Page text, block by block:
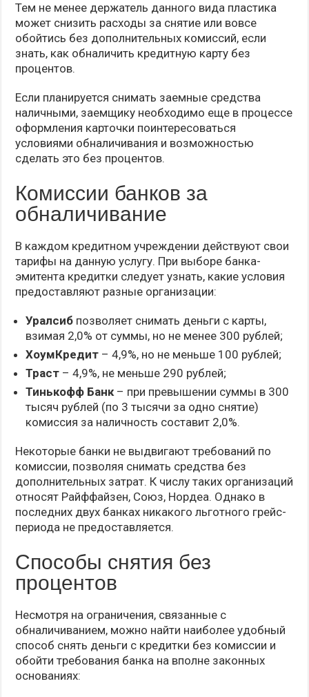
Тем не менее держатель данного вида пластика
может снизить расходы за снятие или вовсе
обойтись без дополнительных комиссий, если
знать, как обналичить кредитную карту без
процентов.
Если планируется снимать заемные средства
наличными, заемщику необходимо еще в процессе
оформления карточки поинтересоваться
условиями обналичивания и возможностью
сделать это без процентов.
Комиссии банков за
обналичивание
В каждом кредитном учреждении действуют свои
тарифы на данную услугу. При выборе банка-
эмитента кредитки следует узнать, какие условия
предоставляют разные организации:
Уралсиб позволяет снимать деньги с карты,
взимая 2,0% от суммы, но не менее 300 рублей;
ХоумКредит – 4,9%, но не меньше 100 рублей;
Траст – 4,9%, не меньше 290 рублей;
Тинькофф Банк– при превышении суммы в 300
тысяч рублей (по 3 тысячи за одно снятие)
комиссия за наличность составит 2,0%.
Некоторые банки не выдвигают требований по
комиссии, позволяя снимать средства без
дополнительных затрат. К числу таких организаций
относят Райффайзен, Союз, Нордеа. Однако в
последних двух банках никакого льготного грейс-
периода не предоставляется.
Способы снятия без
процентов
Несмотря на ограничения, связанные с
обналичиванием, можно найти наиболее удобный
способ снять деньги с кредитки без комиссии и
обойти требования банка на вполне законных
основаниях: